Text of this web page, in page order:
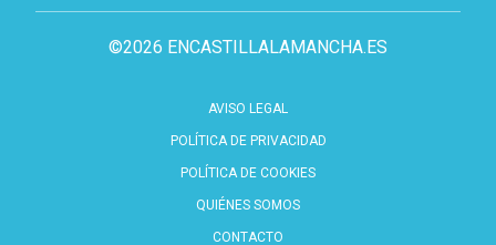
©2026 ENCASTILLALAMANCHA.ES
AVISO LEGAL
POLÍTICA DE PRIVACIDAD
POLÍTICA DE COOKIES
QUIÉNES SOMOS
CONTACTO